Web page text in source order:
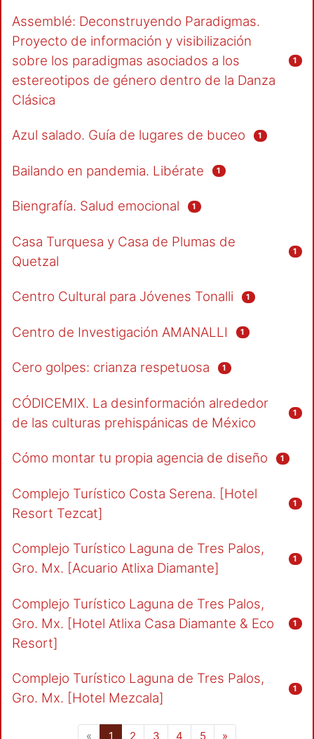
Assemblé: Deconstruyendo Paradigmas.
Proyecto de información y visibilización
sobre los paradigmas asociados a los
estereotipos de género dentro de la Danza
Clásica
1
Azul salado. Guía de lugares de buceo 1
Bailando en pandemia. Libérate 1
Biengrafía. Salud emocional 1
Casa Turquesa y Casa de Plumas de
Quetzal
1
Centro Cultural para Jóvenes Tonalli 1
Centro de Investigación AMANALLI 1
Cero golpes: crianza respetuosa 1
CÓDICEMIX. La desinformación alrededor
de las culturas prehispánicas de México
1
Cómo montar tu propia agencia de diseño 1
Complejo Turístico Costa Serena. [Hotel
Resort Tezcat]
1
Complejo Turístico Laguna de Tres Palos,
Gro. Mx. [Acuario Atlixa Diamante]
1
Complejo Turístico Laguna de Tres Palos,
Gro. Mx. [Hotel Atlixa Casa Diamante & Eco
Resort]
1
Complejo Turístico Laguna de Tres Palos,
Gro. Mx. [Hotel Mezcala]
1
« 1 (current)
2 3 4 5 »